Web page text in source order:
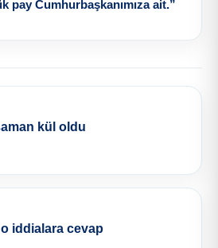
pay Cumhurbaşkanımıza ait.”
kül oldu
o iddialara cevap